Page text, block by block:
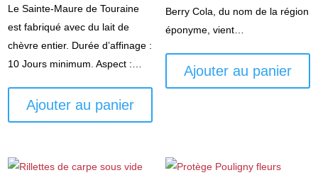
Le Sainte-Maure de Touraine
est fabriqué avec du lait de
chèvre entier. Durée d’affinage :
10 Jours minimum. Aspect :…
Ajouter au panier
Berry Cola, du nom de la région
éponyme, vient…
Ajouter au panier